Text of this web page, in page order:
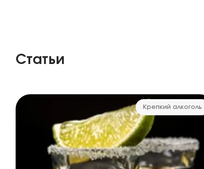
Статьи
Крепкий алкоголь